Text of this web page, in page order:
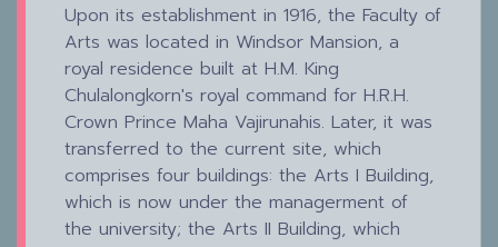
Upon its establishment in 1916, the Faculty of
Arts was located in Windsor Mansion, a
royal residence built at H.M. King
Chulalongkorn's royal command for H.R.H.
Crown Prince Maha Vajirunahis. Later, it was
transferred to the current site, which
comprises four buildings: the Arts I Building,
which is now under the managerment of
the university; the Arts II Building, which